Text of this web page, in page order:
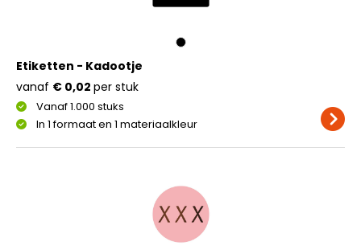
Etiketten - Kadootje
Vanaf 1.000 stuks
In 1 formaat en 1 materiaalkleur
vanaf € 0,02 per stuk